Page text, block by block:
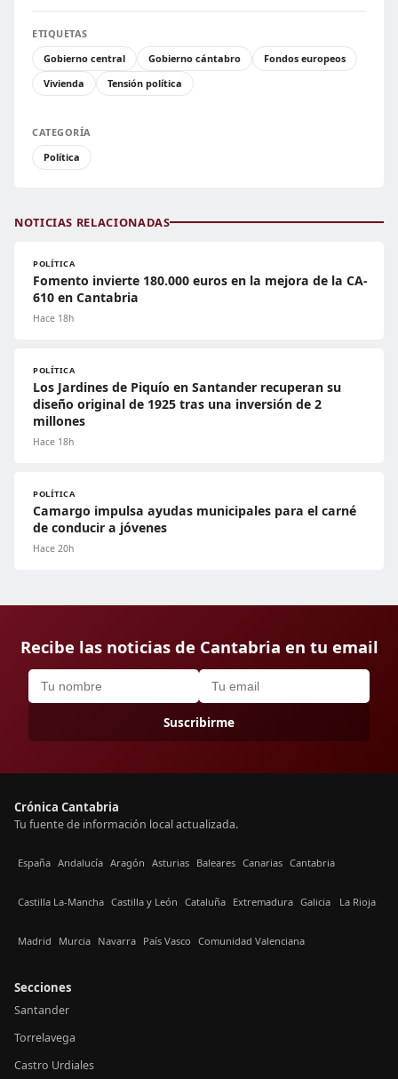
ETIQUETAS
Gobierno central
Gobierno cántabro
Fondos europeos
Vivienda
Tensión política
CATEGORÍA
Política
NOTICIAS RELACIONADAS
POLÍTICA
Fomento invierte 180.000 euros en la mejora de la CA-
610 en Cantabria
Hace 18h
POLÍTICA
Los Jardines de Piquío en Santander recuperan su
diseño original de 1925 tras una inversión de 2
millones
Hace 18h
POLÍTICA
Camargo impulsa ayudas municipales para el carné
de conducir a jóvenes
Hace 20h
Recibe las noticias de Cantabria en tu email
Suscribirme
Crónica Cantabria
Tu fuente de información local actualizada.
España Andalucía Aragón Asturias Baleares Canarias Cantabria
Castilla La-Mancha Castilla y León Cataluña Extremadura Galicia La Rioja
Madrid Murcia Navarra País Vasco Comunidad Valenciana
Secciones
Santander
Torrelavega
Castro Urdiales